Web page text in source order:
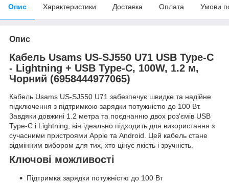
Опис Характеристики Доставка Оплата Умови
Опис
Кабель Usams US-SJ550 U71 USB Type-C
- Lightning + USB Type-C, 100W, 1.2 м,
Чорний (6958444977065)
Кабель Usams US-SJ550 U71 забезпечує швидке та надійне
підключення з підтримкою зарядки потужністю до 100 Вт.
Завдяки довжині 1.2 метра та поєднанню двох роз'ємів USB
Type-C і Lightning, він ідеально підходить для використання з
сучасними пристроями Apple та Android. Цей кабель стане
відмінним вибором для тих, хто цінує якість і зручність.
Ключові можливості
Підтримка зарядки потужністю до 100 Вт